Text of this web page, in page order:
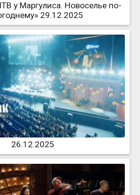
у Маргулиса. Новоселье по-
29.12.2025
26.12.2025